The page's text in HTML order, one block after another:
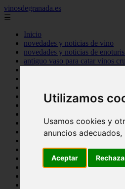
Utilizamos
Usamos cookies y
anuncios
Aceptar
vinosdegranada.es
☰
Inicio
novedades y noticias de vino
novedades y noticias de
antiguo vaso para catar vinos
Sevilla - sevilla
Barcelona - barcelona
Santa-cruz-de-tenerife - guía-de-
La-rioja - casalarreina
Almería - roquetas-de-mar